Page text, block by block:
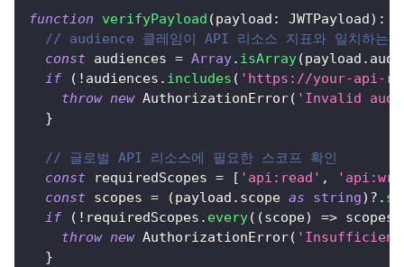
function verifyPayload (payload : JWTPayload) :
// audience 클레임이 API 리소스 지표와 일치하는
const audiences = Array. isArray(payload . aud
if
( ! audiences . includes ( 'https://your-api-
throw new AuthorizationError( 'Invalid
}
// 글로벌 API 리소스에 필요한 스코프 확인
const requiredScopes = [ 'api:read' ,
const scopes = (payload . scope as string) ?.
if
( ! requiredScopes . every( (scope) => scopes
throw new AuthorizationError( 'Insufficient
}